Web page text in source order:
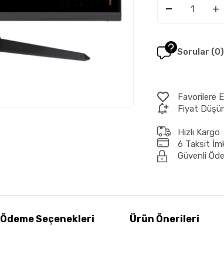
Sorular
Favorilere
Fiyat
Hızlı Kargo
6 Taksit
Güvenli
Ödeme Seçenekleri Ürün Önerileri